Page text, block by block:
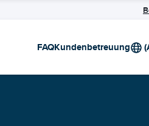
FAQKundenbetreuung